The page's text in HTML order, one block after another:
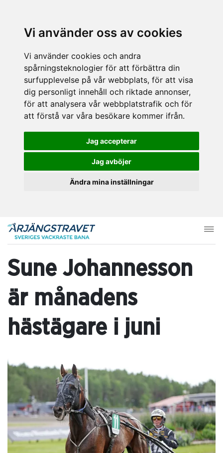
Vi använder oss av cookies
Vi använder cookies och andra
spårningsteknologier för att förbättra din
surfupplevelse på vår webbplats, för att visa
dig personligt innehåll och riktade annonser,
för att analysera vår webbplatstrafik och för
att förstå var våra besökare kommer ifrån.
Jag accepterar
Jag avböjer
Ändra mina inställningar
Sune Johannesson
är månadens
hästägare i juni